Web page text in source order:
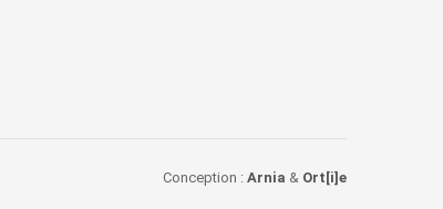
Conception : Arnia & Ort[i]e